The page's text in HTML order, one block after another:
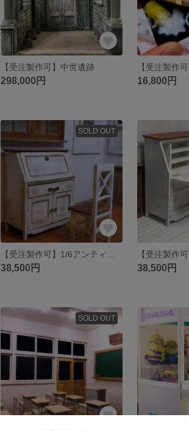
【受注製作可】中世遺跡
298,000円 16,800円
SOLD OUT
38,500円 38,500円
SOLD OUT